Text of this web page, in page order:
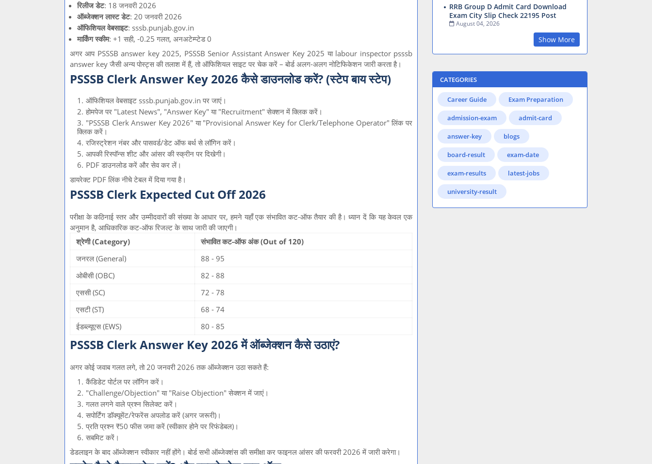
रिलीज डेट: 18 जनवरी 2026
ऑब्जेक्शन लास्ट डेट: 20 जनवरी 2026
ऑफिशियल वेबसाइट: sssb.punjab.gov.in
मार्किंग स्कीम: +1 सही, -0.25 गलत, अनअटेम्प्टेड 0
अगर आप PSSSB answer key 2025, PSSSB Senior Assistant Answer Key 2025 या labour inspector psssb
answer key जैसी अन्य पोस्ट्स की तलाश में हैं, तो ऑफिशियल साइट पर चेक करें – बोर्ड अलग-अलग नोटिफिकेशन जारी करता है।
PSSSB Clerk Answer Key 2026 कैसे डाउनलोड करें? (स्टेप बाय स्टेप)
ऑफिशियल वेबसाइट sssb.punjab.gov.in पर जाएं।
होमपेज पर "Latest News", "Answer Key" या "Recruitment" सेक्शन में क्लिक करें।
"PSSSB Clerk Answer Key 2026" या "Provisional Answer Key for Clerk/Telephone Operator" लिंक पर
क्लिक करें।
रजिस्ट्रेशन नंबर और पासवर्ड/डेट ऑफ बर्थ से लॉगिन करें।
आपकी रिस्पॉन्स शीट और आंसर की स्क्रीन पर दिखेगी।
PDF डाउनलोड करें और सेव कर लें।
डायरेक्ट PDF लिंक नीचे टेबल में दिया गया है।
PSSSB Clerk Expected Cut Off 2026
परीक्षा के कठिनाई स्तर और उम्मीदवारों की संख्या के आधार पर, हमने यहाँ एक संभावित कट-ऑफ तैयार की है। ध्यान दें कि यह केवल एक
अनुमान है, आधिकारिक कट-ऑफ रिजल्ट के साथ जारी की जाएगी।
श्रेणी (Category)
संभावित कट-ऑफ अंक (Out of 120)
जनरल (General)
88 - 95
ओबीसी (OBC)
82 - 88
एससी (SC)
72 - 78
एसटी (ST)
68 - 74
ईडब्ल्यूएस (EWS)
80 - 85
PSSSB Clerk Answer Key 2026 में ऑब्जेक्शन कैसे उठाएं?
अगर कोई जवाब गलत लगे, तो 20 जनवरी 2026 तक ऑब्जेक्शन उठा सकते हैं:
कैंडिडेट पोर्टल पर लॉगिन करें।
"Challenge/Objection" या "Raise Objection" सेक्शन में जाएं।
गलत लगने वाले प्रश्न सिलेक्ट करें।
सपोर्टिंग डॉक्यूमेंट/रेफरेंस अपलोड करें (अगर जरूरी)।
प्रति प्रश्न ₹50 फीस जमा करें (स्वीकार होने पर रिफंडेबल)।
सबमिट करें।
डेडलाइन के बाद ऑब्जेक्शन स्वीकार नहीं होंगे। बोर्ड सभी ऑब्जेक्शंस की समीक्षा कर फाइनल आंसर की फरवरी 2026 में जारी करेगा।
RRB Group D Admit Card Download
Exam City Slip Check 22195 Post
August 04, 2026
Show More
CATEGORIES
Career Guide Exam Preparation
admission-exam admit-card
answer-key blogs
board-result exam-date
exam-results latest-jobs
university-result